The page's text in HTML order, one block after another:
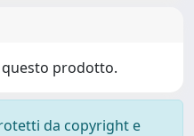
questo prodotto.
da copyright e